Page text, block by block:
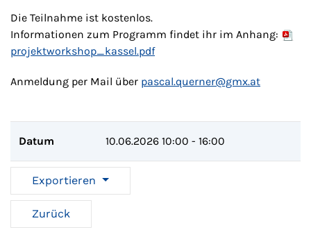
Die Teilnahme ist kostenlos.
Informationen zum Programm findet ihr im Anhang:
projektworkshop_kassel.pdf
Anmeldung per Mail über pascal.querner@gmx.at
Datum 10.06.2026 10:00 - 16:00
Exportieren
Zurück